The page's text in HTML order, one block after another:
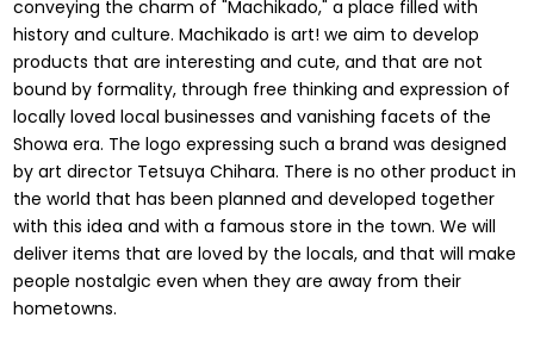
conveying the charm of "Machikado," a place filled with
history and culture. Machikado is art! we aim to develop
products that are interesting and cute, and that are not
bound by formality, through free thinking and expression of
locally loved local businesses and vanishing facets of the
Showa era. The logo expressing such a brand was designed
by art director Tetsuya Chihara. There is no other product in
the world that has been planned and developed together
with this idea and with a famous store in the town. We will
deliver items that are loved by the locals, and that will make
people nostalgic even when they are away from their
hometowns.